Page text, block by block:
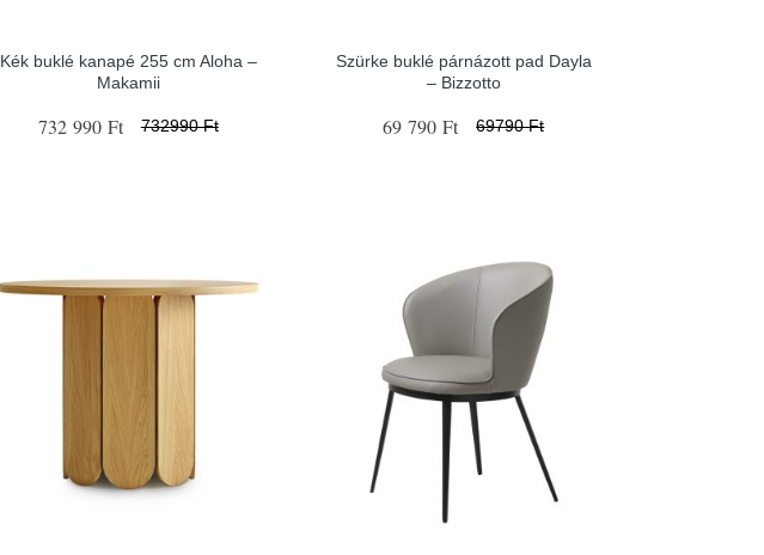
Kék buklé kanapé 255 cm Aloha –
Makamii
732 990 Ft 732990 Ft
Szürke buklé párnázott pad Dayla
– Bizzotto
69 790 Ft 69790 Ft